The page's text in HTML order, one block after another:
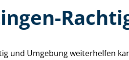
und Umgebung weiterhelfen